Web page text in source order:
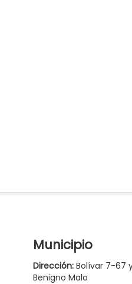
Municipio
Dirección: Bolívar 7-67
Benigno Malo